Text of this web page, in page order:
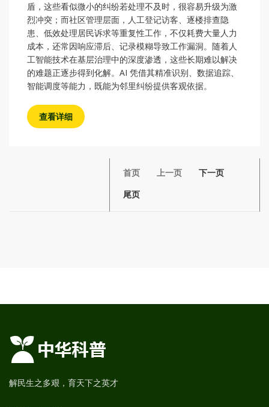
盾，这些看似微小的纠纷若处理不及时，很容易升级为激
烈冲突；而社区管理层面，人工登记访客、逐楼排查隐
患、低效处理居民诉求等重复性工作，不仅耗费大量人力
成本，还常因响应滞后、记录模糊导致工作漏洞。随着人
工智能技术在基层治理中的深度渗透，这些长期难以解决
的难题正逐步得到化解。AI 凭借其精准识别、数据追踪、
智能调度等能力，既能为邻里纠纷提供客观依据。
查看详细
首页 上一页 下一页
尾页
解民生之多艰，育天下之英才